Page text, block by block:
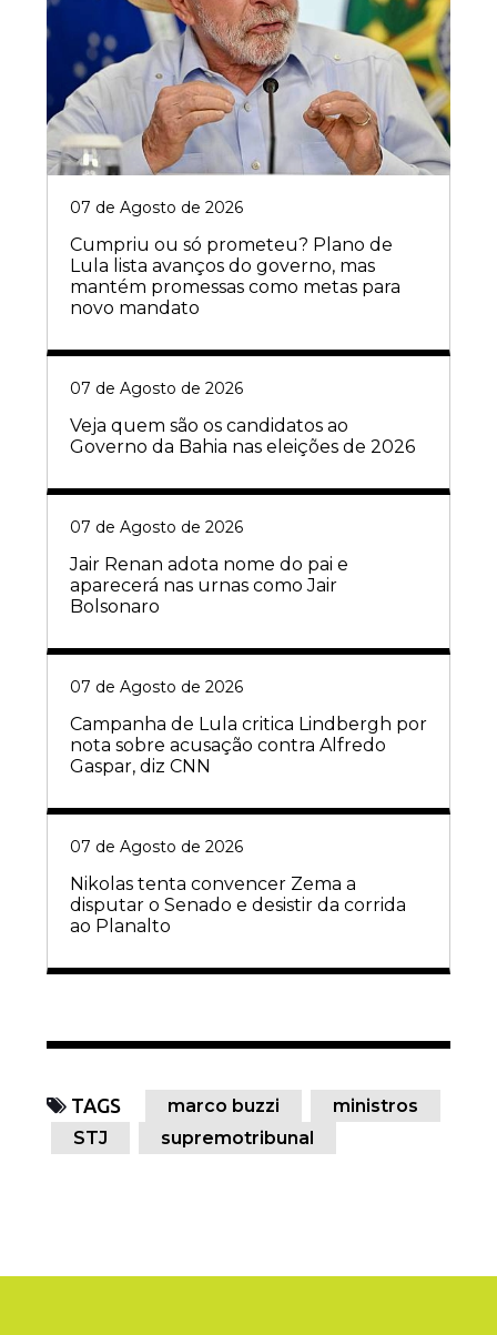
07 de Agosto de 2026
Cumpriu ou só prometeu? Plano de
Lula lista avanços do governo, mas
mantém promessas como metas para
novo mandato
07 de Agosto de 2026
Veja quem são os candidatos ao
Governo da Bahia nas eleições de 2026
07 de Agosto de 2026
Jair Renan adota nome do pai e
aparecerá nas urnas como Jair
Bolsonaro
07 de Agosto de 2026
Campanha de Lula critica Lindbergh por
nota sobre acusação contra Alfredo
Gaspar, diz CNN
07 de Agosto de 2026
Nikolas tenta convencer Zema a
disputar o Senado e desistir da corrida
ao Planalto
TAGS marco buzzi
ministros
STJ
supremotribunal